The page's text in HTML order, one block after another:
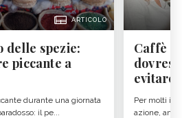
ARTICOLO
delle spezie:
piccante a
durante una giornata
il pe...
Caffè
evitare
Per molti il
azione,